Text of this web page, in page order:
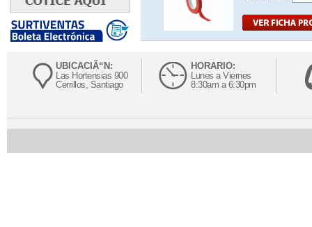
UBICACIÃ“N:
Las Hortensias 900
Cerrillos, Santiago
HORARIO:
Lunes a Viernes
8:30am a 6:30pm